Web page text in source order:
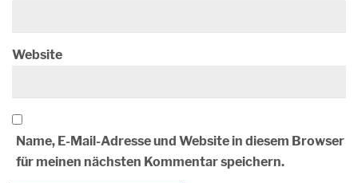
Website
Name, E-Mail-Adresse und Website in diesem Browser
für meinen nächsten Kommentar speichern.